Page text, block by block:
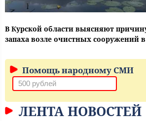
В Курской области выясняют
запаха возле очистных сооружений
Помощь народному СМИ
ЛЕНТА НОВОСТЕЙ